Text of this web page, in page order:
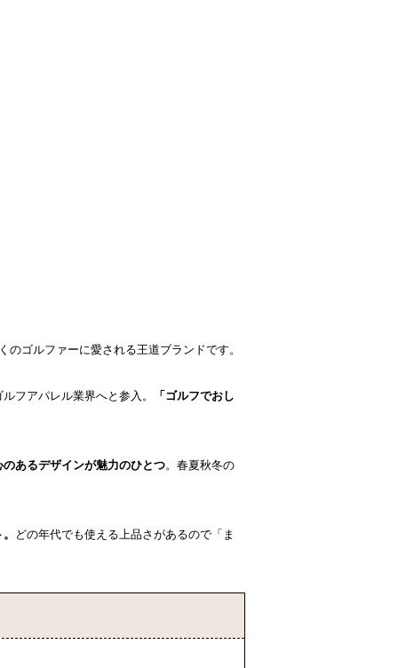
のゴルファーに愛される王道ブランドです。
フアパレル業界へと参入。
「ゴルフでおし
あるデザインが魅力のひとつ。春夏秋冬の
どの年代でも使える上品さがあるので「ま